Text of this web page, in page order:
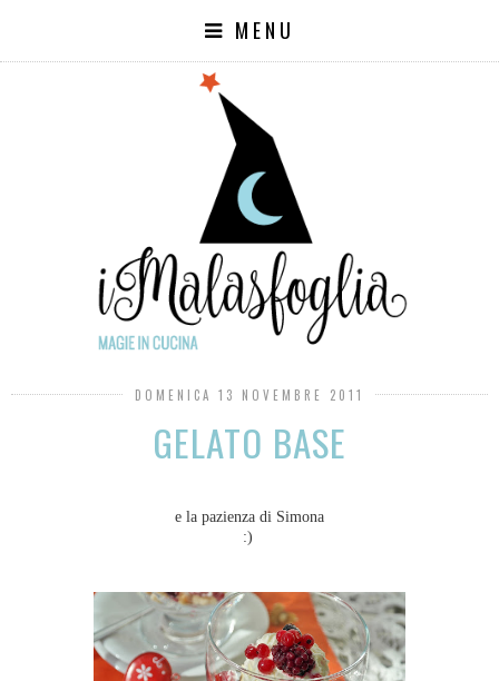
MENU
DOMENICA 13 NOVEMBRE 2011
GELATO BASE
e la pazienza di Simona
:)